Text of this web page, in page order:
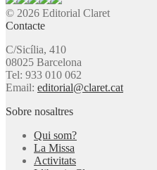
© 2026 Editorial Claret
Contacte
C/Sicília, 410
08025 Barcelona
Tel: 933 010 062
Email: editorial@claret.cat
Sobre nosaltres
Qui som?
La Missa
Activitats